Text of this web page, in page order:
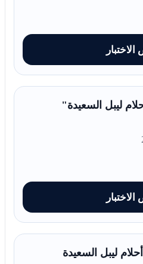
ليبل السعيدة"
ليبل السعيدة